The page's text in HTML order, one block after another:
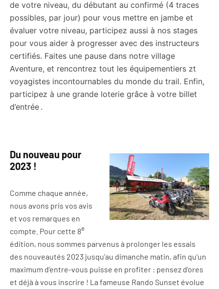
de votre niveau, du débutant au confirmé (4 traces
possibles, par jour) pour vous mettre en jambe et
évaluer votre niveau, participez aussi à nos stages
pour vous aider à progresser avec des instructeurs
certifiés. Faites une pause dans notre village
Aventure, et rencontrez tout les équipementiers zt
voyagistes incontournables du monde du trail. Enfin,
participez à une grande loterie grâce à votre billet
d’entrée .
Du nouveau pour
2023 !
Comme chaque année,
nous avons pris vos avis
et vos remarques en
compte. Pour cette 8e
édition, nous sommes parvenus à prolonger les essais
des nouveautés 2023 jusqu’au dimanche matin, afin qu’un
maximum d’entre-vous puisse en profiter : pensez d’ores
et déjà à vous inscrire ! La fameuse Rando Sunset évolue